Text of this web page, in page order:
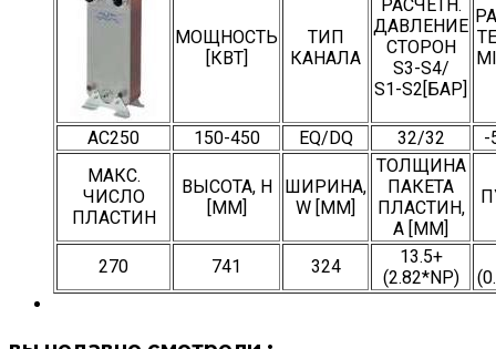
МОЩНОСТЬ
[КВТ]
ТИП
КАНАЛА
РАСЧЕТН.
ДАВЛЕНИЕ
СТОРОН
S3-S4/
S1-S2[БАР]
АС250 150-450 EQ/DQ 32/32
-
МАКС.
ЧИСЛО
ПЛАСТИН
ВЫСОТА, H
[ММ]
ШИРИНА,
W [ММ]
ТОЛЩИНА
ПАКЕТА
ПЛАСТИН,
А [ММ]
270 741 324
13.5+
(2.82*NP)